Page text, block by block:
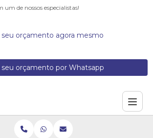
de nossos especialistas!
seu orçamento agora mesmo
seu orçamento por Whatsapp